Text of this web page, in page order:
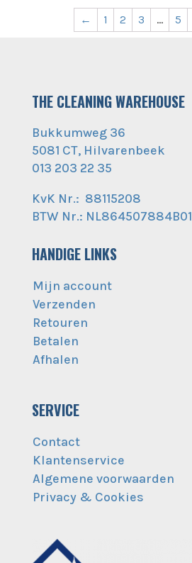
← 1 2 3 … 5
THE CLEANING WAREHOUSE
Bukkumweg 36
5081 CT, Hilvarenbeek
013 203 22 35
KvK Nr.: 88115208
BTW Nr.: NL864507884B01
HANDIGE LINKS
Mijn account
Verzenden
Retouren
Betalen
Afhalen
SERVICE
Contact
Klantenservice
Algemene voorwaarden
Privacy & Cookies